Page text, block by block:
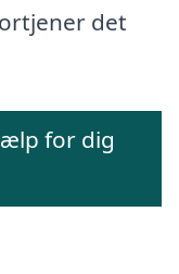
det
for dig